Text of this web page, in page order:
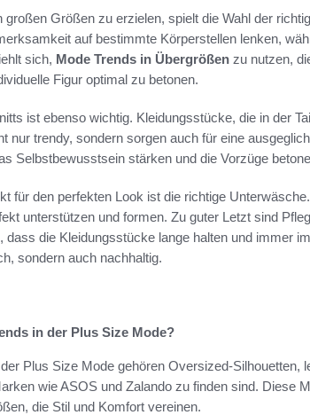
Größen zu erzielen, spielt die Wahl der
auf bestimmte Körperstellen lenken,
sich, Mode Trends in Übergrößen zu nutzen,
Figur optimal zu betonen.
ist ebenso wichtig. Kleidungsstücke, die in der
nur trendy, sondern sorgen auch für eine
Selbstbewusstsein stärken und die Vorzüge
für den perfekten Look ist die richtige
unterstützen und formen. Zu guter Letzt sind
die Kleidungsstücke lange halten und immer
sondern auch nachhaltig.
in der Plus Size Mode?
Plus Size Mode gehören Oversized-Silhouetten,
wie ASOS und Zalando zu finden sind. Diese
die Stil und Komfort vereinen.